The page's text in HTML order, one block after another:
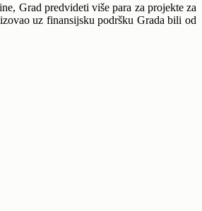
Grad predvideti više para za projekte za
uz finansijsku podršku Grada bili od